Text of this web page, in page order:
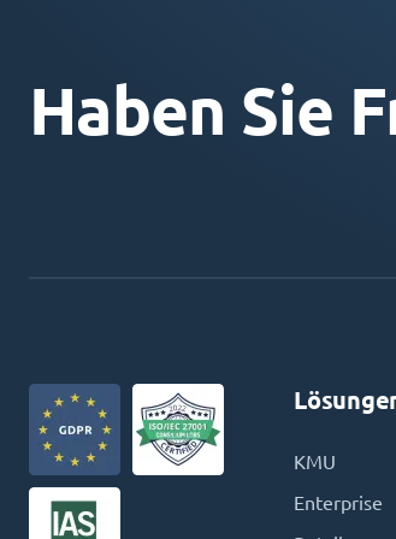
Haben Sie
KMU
Enterprise